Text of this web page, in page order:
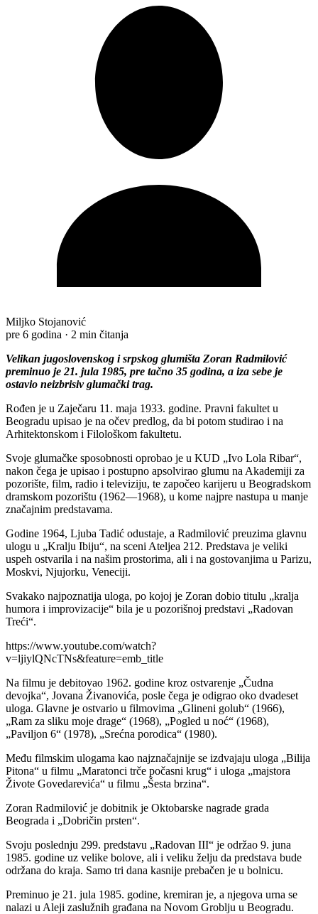
Miljko Stojanović
pre 6 godina · 2 min čitanja
Velikan jugoslovenskog i srpskog glumišta Zoran Radmilović
preminuo je 21. jula 1985, pre tačno 35 godina, a iza sebe je
ostavio neizbrisiv glumački trag.
Rođen je u Zaječaru 11. maja 1933. godine. Pravni fakultet u
Beogradu upisao je na očev predlog, da bi potom studirao i na
Arhitektonskom i Filološkom fakultetu.
Svoje glumačke sposobnosti oprobao je u KUD „Ivo Lola Ribar“,
nakon čega je upisao i postupno apsolvirao glumu na Akademiji za
pozorište, film, radio i televiziju, te započeo karijeru u Beogradskom
dramskom pozorištu (1962—1968), u kome najpre nastupa u manje
značajnim predstavama.
Godine 1964, Ljuba Tadić odustaje, a Radmilović preuzima glavnu
ulogu u „Kralju Ibiju“, na sceni Ateljea 212. Predstava je veliki
uspeh ostvarila i na našim prostorima, ali i na gostovanjima u Parizu,
Moskvi, Njujorku, Veneciji.
Svakako najpoznatija uloga, po kojoj je Zoran dobio titulu „kralja
humora i improvizacije“ bila je u pozorišnoj predstavi „Radovan
Treći“.
https://www.youtube.com/watch?
v=ljiylQNcTNs&feature=emb_title
Na filmu je debitovao 1962. godine kroz ostvarenje „Čudna
devojka“, Jovana Živanovića, posle čega je odigrao oko dvadeset
uloga. Glavne je ostvario u filmovima „Glineni golub“ (1966),
„Ram za sliku moje drage“ (1968), „Pogled u noć“ (1968),
„Paviljon 6“ (1978), „Srećna porodica“ (1980).
Među filmskim ulogama kao najznačajnije se izdvajaju uloga „Bilija
Pitona“ u filmu „Maratonci trče počasni krug“ i uloga „majstora
Živote Govedarevića“ u filmu „Šesta brzina“.
Zoran Radmilović je dobitnik je Oktobarske nagrade grada
Beograda i „Dobričin prsten“.
Svoju poslednju 299. predstavu „Radovan III“ je održao 9. juna
1985. godine uz velike bolove, ali i veliku želju da predstava bude
održana do kraja. Samo tri dana kasnije prebačen je u bolnicu.
Preminuo je 21. jula 1985. godine, kremiran je, a njegova urna se
nalazi u Aleji zaslužnih građana na Novom Groblju u Beogradu.